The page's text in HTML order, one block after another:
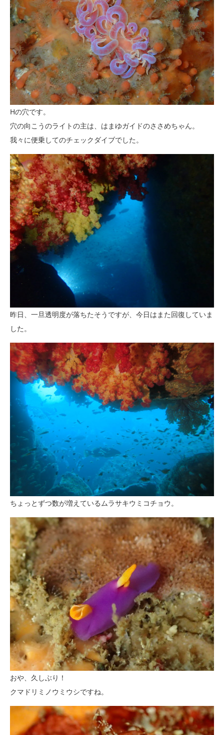
Hの穴です。
穴の向こうのライトの主は、はまゆガイドのささめちゃん。
我々に便乗してのチェックダイブでした。
昨日、一旦透明度が落ちたそうですが、今日はまた回復していま
した。
ちょっとずつ数が増えているムラサキウミコチョウ。
おや、久しぶり！
クマドリミノウミウシですね。